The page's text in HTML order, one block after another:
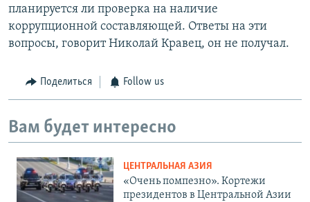
планируется ли проверка на наличие
коррупционной составляющей. Ответы на эти
вопросы, говорит Николай Кравец, он не получал.
Поделиться Follow us
Вам будет интересно
ЦЕНТРАЛЬНАЯ АЗИЯ
«Очень помпезно». Кортежи
президентов в Центральной Азии